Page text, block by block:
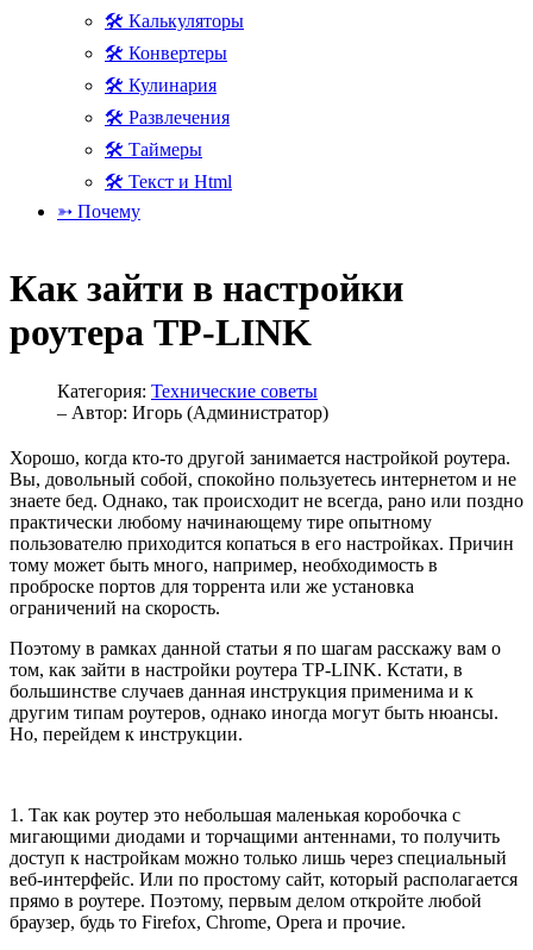
🛠 Калькуляторы
🛠 Конвертеры
🛠 Кулинария
🛠 Развлечения
🛠 Таймеры
🛠 Текст и Html
➳ Почему
Как зайти в настройки
роутера TP-LINK
Категория: Технические советы
– Автор: Игорь (Администратор)
Хорошо, когда кто-то другой занимается настройкой роутера.
Вы, довольный собой, спокойно пользуетесь интернетом и не
знаете бед. Однако, так происходит не всегда, рано или поздно
практически любому начинающему тире опытному
пользователю приходится копаться в его настройках. Причин
тому может быть много, например, необходимость в
проброске портов для торрента или же установка
ограничений на скорость.
Поэтому в рамках данной статьи я по шагам расскажу вам о
том, как зайти в настройки роутера TP-LINK. Кстати, в
большинстве случаев данная инструкция применима и к
другим типам роутеров, однако иногда могут быть нюансы.
Но, перейдем к инструкции.
1. Так как роутер это небольшая маленькая коробочка с
мигающими диодами и торчащими антеннами, то получить
доступ к настройкам можно только лишь через специальный
веб-интерфейс. Или по простому сайт, который располагается
прямо в роутере. Поэтому, первым делом откройте любой
браузер, будь то Firefox, Chrome, Opera и прочие.